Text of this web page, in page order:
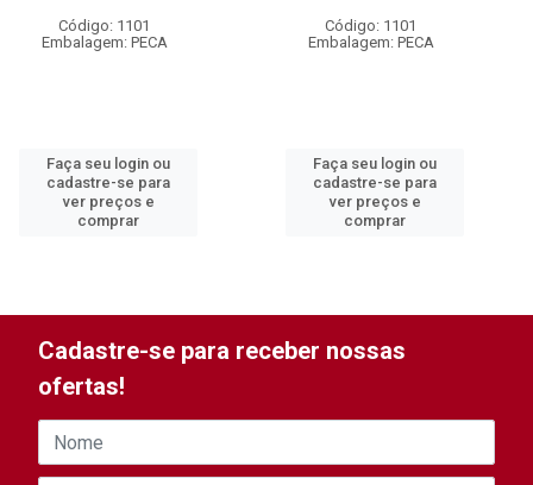
Código: 1101
Embalagem: PECA
Faça seu login ou
cadastre-se para
ver preços e
comprar
Código: 1101
Embalagem: PECA
Faça seu login ou
cadastre-se para
ver preços e
comprar
Cadastre-se para receber nossas
ofertas!